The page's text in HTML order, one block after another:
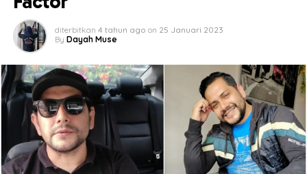
diterbitkan 4 tahun ago on 25 Januari 2023
By Dayah Muse